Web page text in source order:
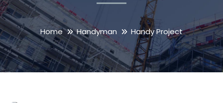
Home Handyman Handy Project